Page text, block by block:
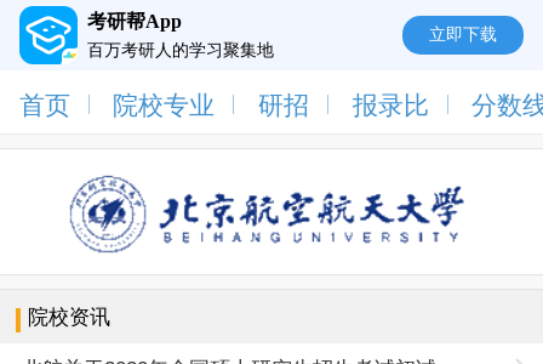
考研帮App
百万考研人的学习聚集地
立即下载
首页 院校专业 研招 报录比 分数
院校资讯